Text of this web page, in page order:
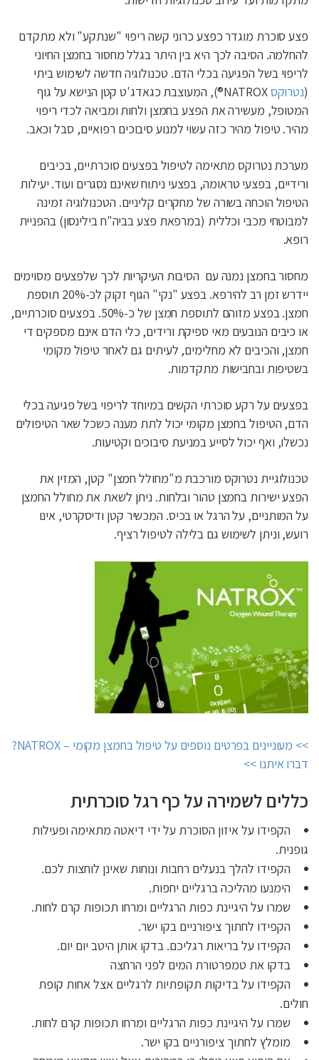
פצע סוכרת מוגדר כפצע כרוני קשה ריפוי "שנתקע" ולא מתקדם
להחלמה. הסיבה לכך היא בין היתר בגלל מחסור בחמצן החיוני
לריפוי בשל הפגיעה בכלי הדם. טכנולוגיה חדשה לשימוש ביתי
(נטרוקס
NATROX®), המעוצבת כגאדג'ט קטן הנישא על גוף
המטופל, מעשירה את הפצע בחמצן ולחות ומביאה לכדי ריפוי
מהיר. טיפול מהיר כזה עשוי למנוע סיבוכים רפואיים, סבל וכאב.
מערכת נטרוקס מתאימה לטיפול בפצעים סוכרתיים, בכיבים
ורידיים, בפצעי טראומה, בפצעי ניתוח שאינם נסגרים ועוד. יעילות
הטיפול הוכחה בשורה של מחקרים קליניים. הטכנולוגיה זמינה
למבוטחי מכבי וכללית (במרפאת פצע בביה"ח בילינסון) בהפניית
רופא.
מחסור בחמצן נמנה עם הסיבות העיקריות לכך שלפצעים מסוימים
יידרש זמן רב להירפא. בפצע "נקי" הגוף זקוק לכ-20% תוספת
חמצן. בפצע מזוהם לתוספת חמצן של כ-50%. בפצעים סוכרתיים,
או כיבים הנובעים מאי ספיקת ורידים, כלי הדם אינם מספקים די
חמצן, והכיבים לא מחלימים, לעיתים גם לאחר טיפול מקומי
בשטיפות ובחבישות מתקדמות.
בפצעים על רקע סוכרתי הקשים במיוחד לריפוי בשל פגיעה בכלי
הדם, הטיפול בחמצן מקומי יכול לתת מענה כשכל שאר הטיפולים
נכשלו, ואף יכול לסייע במניעת סיבוכים וקטיעות.
טכנולוגיית נטרוקס מורכבת מ"מחולל חמצן" קטן, המזין את
הפצע ישירות בחמצן טהור ובלחות. ניתן לשאת את מחולל החמצן
על המותניים, על הרגל או בכיס. המכשיר קטן ודיסקרטי, אינו
רועש, וניתן לשימוש גם בלילה לטיפול רציף.
>> מעוניינים בפרטים נוספים על טיפול בחמצן מקומי – NATROX?
דברו איתנו >>
כללים לשמירה על​ כף רגל סוכרתית
הקפידו על איזון הסוכרת על ידי דיאטה מתאימה ופעילות
גופנית.
הקפידו להלך בנעלים רחבות ונוחות שאינן לוחצות לכם.
הימנעו מהליכה ברגליים יחפות.
שמרו על היגיינת כפות הרגליים ומרחו תכופות קרם לחות.
הקפידו לחתוך ציפורניים בקו ישר.
הקפידו על בריאות רגליכם. בדקו אותן היטב יום יום.
בדקו את טמפרטורת המים לפני הרחצה
הקפידו על בדיקות תקופתיות לרגליים אצל אחות קופת
חולים.
שמרו על היגיינת כפות הרגליים ומרחו תכופות קרם לחות.
מומלץ לחתוך ציפורניים בקו ישר.